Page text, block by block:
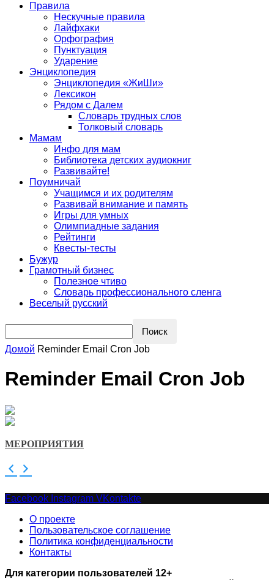
Правила
Нескучные правила
Лайфхаки
Орфография
Пунктуация
Ударение
Энциклопедия
Энциклопедия «ЖиШи»
Лексикон
Рядом с Далем
Словарь трудных слов
Толковый словарь
Мамам
Инфо для мам
Библиотека детских аудиокниг
Развивайте!
Поумничай
Учащимся и их родителям
Развивай внимание и память
Игры для умных
Олимпиадные задания
Рейтинги
Квесты-тесты
Бужур
Грамотный бизнес
Полезное чтиво
Словарь профессионального сленга
Веселый русский
Домой Reminder Email Cron Job
Reminder Email Cron Job
МЕРОПРИЯТИЯ
Facebook Instagram VKontakte
О проекте
Пользовательское соглашение
Политика конфиденциальности
Контакты
Для категории пользователей 12+